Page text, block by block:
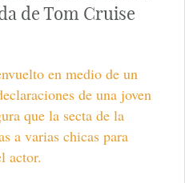
de Tom Cruise
en medio de un
de una joven
que la secta de la
a varias chicas para
actor.